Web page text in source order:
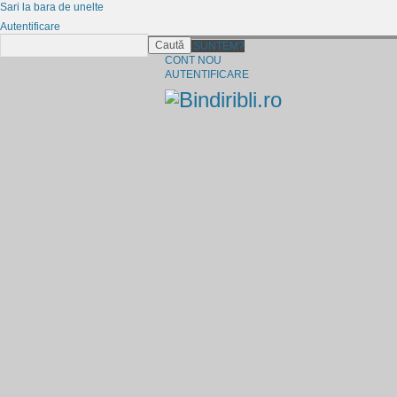
CINE SUNTEM?
CONT NOU
AUTENTIFICARE
Sari la bara de unelte
Autentificare
Caută